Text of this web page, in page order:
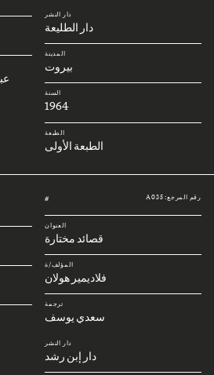
دار النشر
دار الطليعة
المدينة
بيروت
السنة
1964
الطبعة
الطبعة الأولى
رقم المرجع: A035 #
العنوان
قصائد مختارة
المؤلف/ة
فلاديمير هولان
ترجمة
سعدي يوسف
دار النشر
دار إبن رشد